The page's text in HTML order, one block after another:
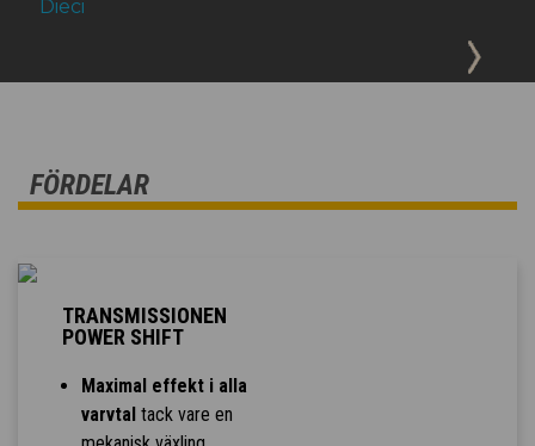
FÖRDELAR
TRANSMISSIONEN
POWER SHIFT
Maximal effekt i alla
varvtal tack vare en